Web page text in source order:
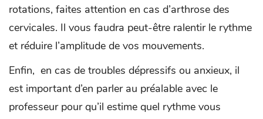
rotations, faites attention en cas d’arthrose des
cervicales. Il vous faudra peut-être ralentir le rythme
et réduire l’amplitude de vos mouvements.
Enfin, en cas de troubles dépressifs ou anxieux, il
est important d’en parler au préalable avec le
professeur pour qu’il estime quel rythme vous